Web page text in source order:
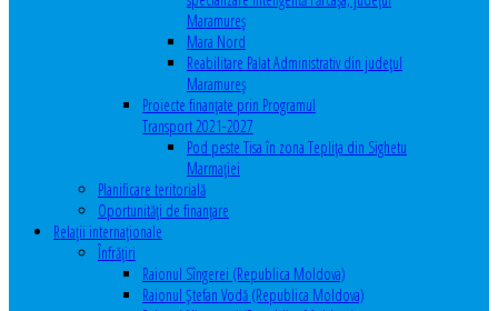
Maramureș
Mara Nord
Reabilitare Palat Administrativ din județul
Maramureș
Proiecte finanțate prin Programul
Transport 2021-2027
Pod peste Tisa în zona Teplița din Sighetu
Marmației
Planificare teritorială
Oportunităţi de finanţare
Relaţii internaţionale
Înfrăţiri
Raionul Sîngerei (Republica Moldova)
Raionul Ștefan Vodă (Republica Moldova)